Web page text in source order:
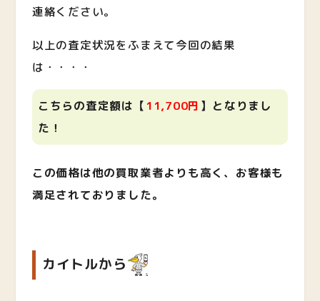
連絡ください。
以上の査定状況をふまえて今回の結果
は・・・・
こちらの査定額は【 11,700円 】となりまし
た！
この価格は他の買取業者よりも高く、お客様も
満足されておりました。
カイトルから